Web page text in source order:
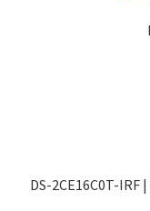
DS-2CE16C0T-